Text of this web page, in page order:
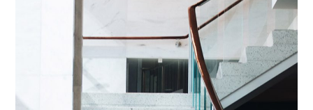
Introgen Abultreso
AGENCEMENT